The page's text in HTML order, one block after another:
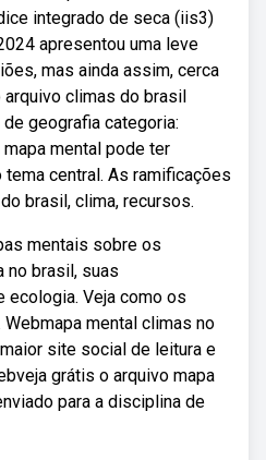
integrado de seca (iis3)
apresentou uma leve
mas ainda assim, cerca
climas do brasil
geografia categoria:
mental pode ter
central. As ramificações
brasil, clima, recursos.
mentais sobre os
brasil, suas
ecologia. Veja como os
mental climas no
site social de leitura e
grátis o arquivo mapa
para a disciplina de